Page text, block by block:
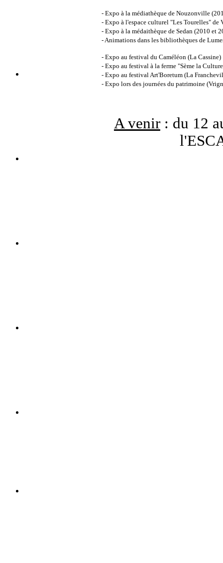
- Expo à la médiathèque de Nouzonville
- Expo à l'espace culturel "Les Tourelles" de
- Expo à la médaithèque de Sedan (2010 et
- Animations dans les bibliothèques de
- Expo au festival du Caméléon (La Cassine)
- Expo au festival à la ferme "Sème la Culture
- Expo au festival Art'Boretum (La
- Expo lors des journées du patrimoine
A venir: du 12